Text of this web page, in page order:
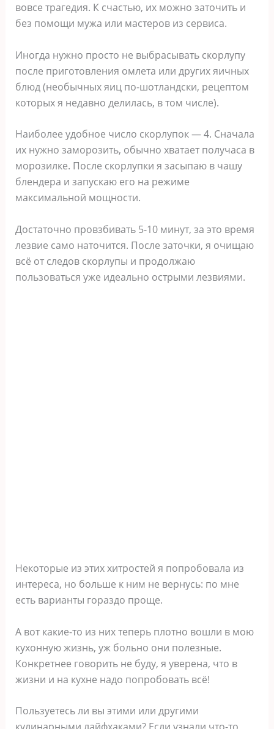
вовсе трагедия. К счастью, их можно заточить и
без помощи мужа или мастеров из сервиса.
Иногда нужно просто не выбрасывать скорлупу
после приготовления омлета или других яичных
блюд (необычных яиц по-шотландски, рецептом
которых я недавно делилась, в том числе).
Наиболее удобное число скорлупок — 4. Сначала
их нужно заморозить, обычно хватает получаса в
морозилке. После скорлупки я засыпаю в чашу
блендера и запускаю его на режиме
максимальной мощности.
Достаточно провзбивать 5-10 минут, за это время
лезвие само наточится. После заточки, я очищаю
всё от следов скорлупы и продолжаю
пользоваться уже идеально острыми лезвиями.
Некоторые из этих хитростей я попробовала из
интереса, но больше к ним не вернусь: по мне
есть варианты гораздо проще.
А вот какие-то из них теперь плотно вошли в мою
кухонную жизнь, уж больно они полезные.
Конкретнее говорить не буду, я уверена, что в
жизни и на кухне надо попробовать всё!
Пользуетесь ли вы этими или другими